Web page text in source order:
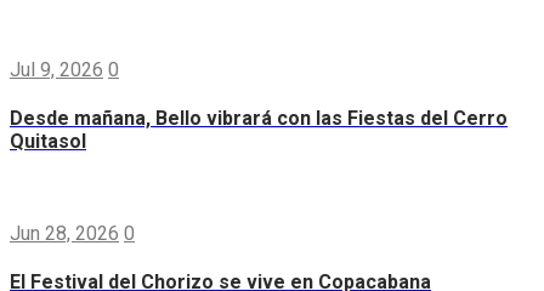
Jul 9, 2026 0
Desde mañana, Bello vibrará con las Fiestas del Cerro
Quitasol
Jun 28, 2026 0
El Festival del Chorizo se vive en Copacabana